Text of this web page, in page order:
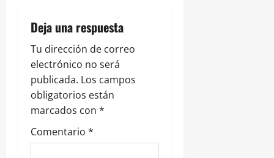
t
r
a
d
a
s
Deja una respuesta
Tu dirección de correo
electrónico no será
publicada. Los campos
obligatorios están
marcados con *
Comentario *